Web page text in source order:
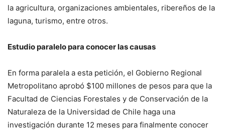
la agricultura, organizaciones ambientales, ribereños de la
laguna, turismo, entre otros.
Estudio paralelo para conocer las causas
En forma paralela a esta petición, el Gobierno Regional
Metropolitano aprobó $100 millones de pesos para que la
Facultad de Ciencias Forestales y de Conservación de la
Naturaleza de la Universidad de Chile haga una
investigación durante 12 meses para finalmente conocer